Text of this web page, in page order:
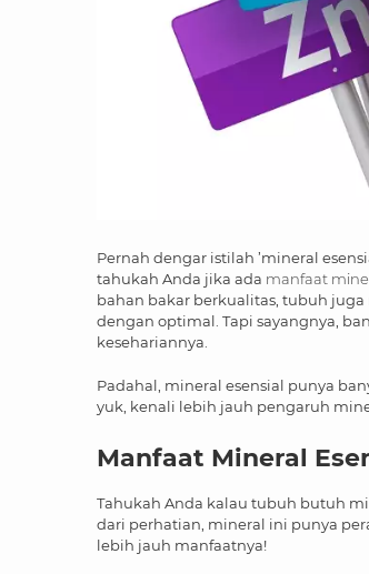
Pernah dengar istilah ’mineral
tahukah Anda jika ada manfaat
bahan bakar berkualitas, tubuh
dengan optimal. Tapi sayangnya,
kesehariannya.
Padahal, mineral esensial punya
yuk, kenali lebih jauh pengaruh
Manfaat Mineral
Tahukah Anda kalau tubuh butuh
dari perhatian, mineral ini punya
lebih jauh manfaatnya!